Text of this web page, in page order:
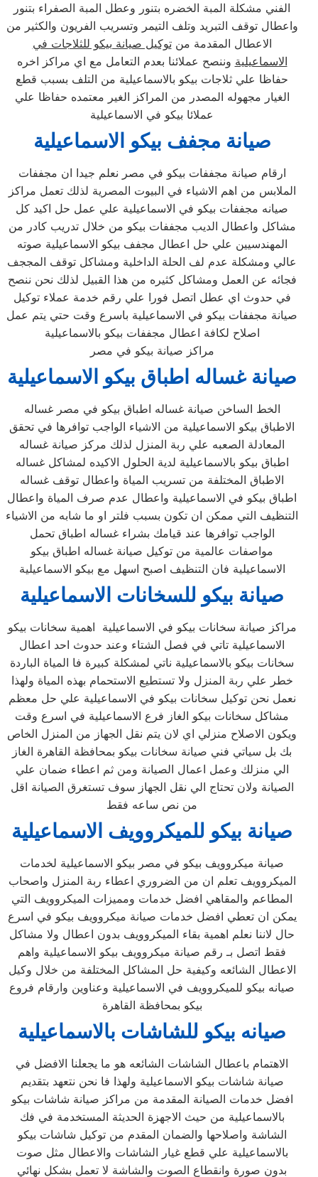
الفني مشكلة المبة الخضره بتنور وعطل المبة الصفراء بتنور
واعطال توقف التبريد وتلف التيمر وتسريب الفريون والكثير من
الاعطال المقدمة منتوكيل صيانة بيكو للثلاجات في
الاسماعيلية وننصح عملائنا بعدم التعامل مع اي مراكز اخره
حفاظا علي ثلاجات بيكو بالاسماعيلية من التلف بسبب قطع
الغيار مجهوله المصدر من المراكز الغير معتمده حفاظا علي
عملائا بيكو في الاسماعيلية
صيانة مجفف بيكو الاسماعيلية
ارقام صيانة مجففات بيكو في مصر نعلم جيدا ان مجففات
الملابس من اهم الاشياء في البيوت المصرية لذلك تعمل مراكز
صيانه مجففات بيكو في الاسماعيلية علي عمل حل اكيد كل
مشاكل واعطال الديب مجففات بيكو من خلال تدريب كادر من
المهندسيين علي حل اعطال مجفف بيكو الاسماعيلية صوته
عالي ومشكلة عدم لف الحلة الداخلية ومشاكل توقف المججف
فجائه عن العمل ومشاكل كثيره من هذا القبيل لذلك نحن ننصح
في حدوث اي عطل اتصل فورا علي رقم خدمة عملاء توكيل
صيانة مجففات بيكو في الاسماعيلية باسرع وقت حتي يتم عمل
اصلاح لكافة اعطال مجففات بيكو بالاسماعيلية
مراكز صيانة بيكو في مصر
صيانة غساله اطباق بيكو الاسماعيلية
الخط الساخن صيانة غساله اطباق بيكو في مصر غساله
الاطباق بيكو الاسماعيلية من الاشياء الواجب توافرها في تحقق
المعادلة الصعبه علي ربة المنزل لذلك مركز صيانة غساله
اطباق بيكو بالاسماعيلية لدية الحلول الاكيده لمشاكل غساله
الاطباق المختلفة من تسريب المياة واعطال توقف غساله
اطباق بيكو في الاسماعيلية واعطال عدم صرف المياة واعطال
التنظيف التي ممكن ان تكون بسبب فلتر او ما شابه من الاشياء
الواجب توافرها عند قيامك بشراء غساله اطباق تحمل
مواصفات عالمية من توكيل صيانة غساله اطباق بيكو
الاسماعيلية فان التنظيف اصبح اسهل مع بيكو الاسماعيلية
صيانة بيكو للسخانات الاسماعيلية
مراكز صيانة سخانات بيكو في الاسماعيلية اهمية سخانات بيكو
الاسماعيلية تاتي في فصل الشتاء وعند حدوث احد اعطال
سخانات بيكو بالاسماعيلية ناتي لمشكلة كبيرة فا المياة الباردة
خطر علي ربة المنزل ولا تستطيع الاستحمام بهذه المياة ولهذا
نعمل نحن توكيل سخانات بيكو في الاسماعيلية علي حل معظم
مشاكل سخانات بيكو الغاز فرع الاسماعيلية في اسرع وقت
ويكون الاصلاح منزلي اي لان يتم نقل الجهاز من المنزل الخاص
بك بل سياتي فني صيانة سخانات بيكو بمحافظة القاهرة الغاز
الي منزلك وعمل اعمال الصيانة ومن ثم اعطاء ضمان علي
الصيانة ولان تحتاج الي نقل الجهاز سوف تستغرق الصيانة اقل
من نص ساعه فقط
صيانة بيكو للميكروويف الاسماعيلية
صيانة ميكروويف بيكو في مصر بيكو الاسماعيلية لخدمات
الميكروويف تعلم ان من الضروري اعطاء ربة المنزل واصحاب
المطاعم والمقاهي افضل خدمات ومميزات الميكروويف التي
يمكن ان تعطي افضل خدمات صيانة ميكروويف بيكو في اسرع
حال لاننا نعلم اهمية بقاء الميكروويف بدون اعطال ولا مشاكل
فقط اتصل بـ رقم صيانة ميكروويف بيكو الاسماعيلية واهم
الاعطال الشائعه وكيفية حل المشاكل المختلفة من خلال وكيل
صيانه بيكو للميكروويف في الاسماعيلية وعناوين وارقام فروع
بيكو بمحافظة القاهرة
صيانه بيكو للشاشات بالاسماعيلية
الاهتمام باعطال الشاشات الشائعه هو ما يجعلنا الافضل في
صيانة شاشات بيكو الاسماعيلية ولهذا فا نحن نتعهد بتقديم
افضل خدمات الصيانة المقدمة من مراكز صيانة شاشات بيكو
بالاسماعيلية من حيث الاجهزة الحديثة المستخدمة في فك
الشاشة واصلاحها والضمان المقدم من توكيل شاشات بيكو
بالاسماعيلية علي قطع غيار الشاشات والاعطال مثل صوت
بدون صورة وانقطاع الصوت والشاشة لا تعمل بشكل نهائي